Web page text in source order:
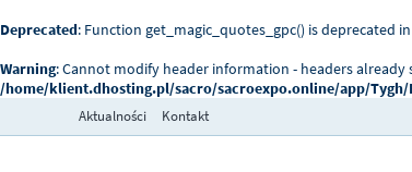
Deprecated: Function get_magic_quotes_gpc() is deprecated in
Warning: Cannot modify header information - headers
/home/klient.dhosting.pl/sacro/sacroexpo.online/app/
Aktualności Kontakt